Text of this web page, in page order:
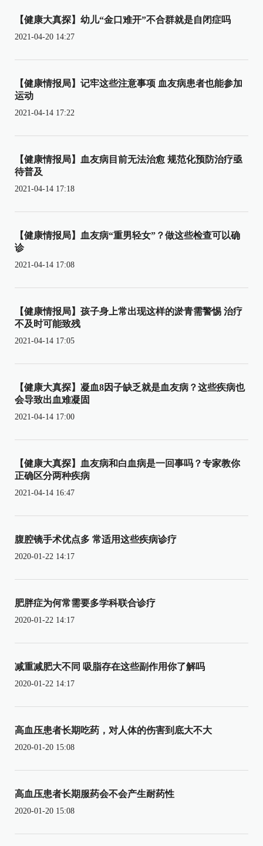
【健康大真探】幼儿“金口难开”不合群就是自闭症吗
2021-04-20 14:27
【健康情报局】记牢这些注意事项 血友病患者也能参加
运动
2021-04-14 17:22
【健康情报局】血友病目前无法治愈 规范化预防治疗亟
待普及
2021-04-14 17:18
【健康情报局】血友病“重男轻女”？做这些检查可以确
诊
2021-04-14 17:08
【健康情报局】孩子身上常出现这样的淤青需警惕 治疗
不及时可能致残
2021-04-14 17:05
【健康大真探】凝血8因子缺乏就是血友病？这些疾病也
会导致出血难凝固
2021-04-14 17:00
【健康大真探】血友病和白血病是一回事吗？专家教你
正确区分两种疾病
2021-04-14 16:47
腹腔镜手术优点多 常适用这些疾病诊疗
2020-01-22 14:17
肥胖症为何常需要多学科联合诊疗
2020-01-22 14:17
减重减肥大不同 吸脂存在这些副作用你了解吗
2020-01-22 14:17
高血压患者长期吃药，对人体的伤害到底大不大
2020-01-20 15:08
高血压患者长期服药会不会产生耐药性
2020-01-20 15:08